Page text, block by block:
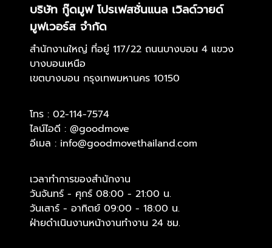
บริษัท กู๊ดมูฟ โปรเฟสชั่นแนล เวิลด์วายด์
มูฟเวอร์ส จำกัด
สำนักงานใหญ่ ที่อยู่ 117/22 ถนนบางบอน 4 แขวง
บางบอนเหนือ
เขตบางบอน กรุงเทพมหานคร 10150
โทร : 02-114-7574
ไลน์ไอดี : @goodmove
อีเมล : info@goodmovethailand.com
เวลาทำการของสำนักงาน
วันจันทร์ - ศุกร์ 08:00 - 21:00 น.
วันเสาร์ - อาทิตย์ 09:00 - 18:00 น.
ฝ่ายดำเนินงานหน้างานทำงาน 24 ชม.